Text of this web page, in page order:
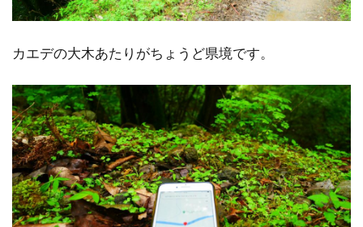
カエデの大木あたりがちょうど県境です。